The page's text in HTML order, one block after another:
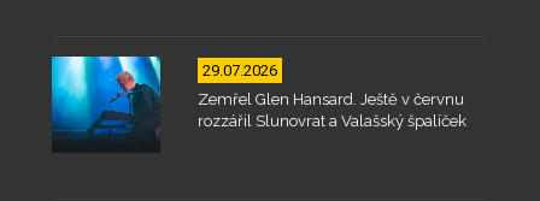
29.07.2026
Zemřel Glen Hansard. Ještě v červnu
rozzářil Slunovrat a Valašský špalíček